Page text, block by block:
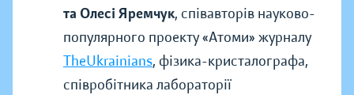
та Олесі Яремчук, співавторів науково-
популярного проекту «Атоми» журналу
TheUkrainians, фізика-кристалографа,
співробітника лабораторії